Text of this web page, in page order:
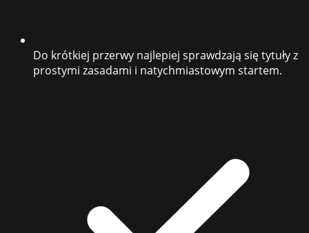
Do krótkiej przerwy najlepiej sprawdzają się tytuły z
prostymi zasadami i natychmiastowym startem.